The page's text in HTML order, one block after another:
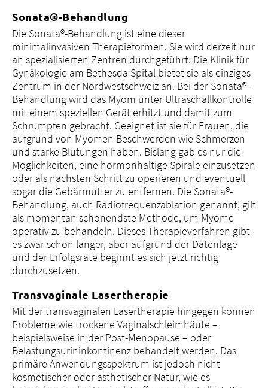
Sonata®-Behandlung
Die Sonata®-Behandlung ist eine dieser
minimalinvasiven Therapieformen. Sie wird derzeit nur
an spezialisierten Zentren durchgeführt. Die Klinik für
Gynäkologie am Bethesda Spital bietet sie als einziges
Zentrum in der Nordwestschweiz an. Bei der Sonata®-
Behandlung wird das Myom unter Ultraschallkontrolle
mit einem speziellen Gerät erhitzt und damit zum
Schrumpfen gebracht. Geeignet ist sie für Frauen, die
aufgrund von Myomen Beschwerden wie Schmerzen
und starke Blutungen haben. Bislang gab es nur die
Möglichkeiten, eine hormonhaltige Spirale einzusetzen
oder als nächsten Schritt zu operieren und eventuell
sogar die Gebärmutter zu entfernen. Die Sonata®-
Behandlung, auch Radiofrequenzablation genannt, gilt
als momentan schonendste Methode, um Myome
operativ zu behandeln. Dieses Therapieverfahren gibt
es zwar schon länger, aber aufgrund der Datenlage
und der Erfolgsrate beginnt es sich jetzt richtig
durchzusetzen.
Transvaginale Lasertherapie
Mit der transvaginalen Lasertherapie hingegen können
Probleme wie trockene Vaginalschleimhäute –
beispielsweise in der Post-Menopause – oder
Belastungsurininkontinenz behandelt werden. Das
primäre Anwendungsspektrum ist jedoch nicht
kosmetischer oder ästhetischer Natur, wie es